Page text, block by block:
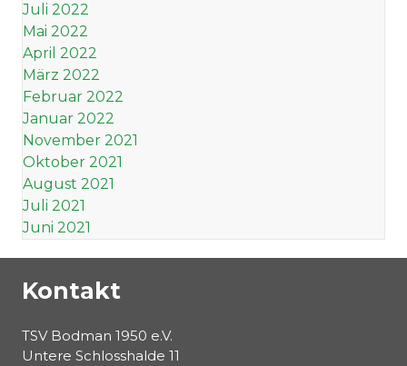
Juli 2022
Mai 2022
April 2022
März 2022
Februar 2022
Januar 2022
November 2021
Oktober 2021
August 2021
Juli 2021
Juni 2021
Kontakt
TSV Bodman 1950 e.V.
Untere Schlosshalde 11